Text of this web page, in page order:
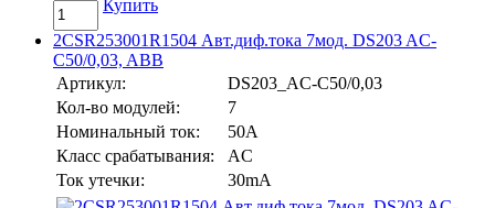
Купить
2CSR253001R1504 Авт.диф.тока 7мод. DS203 AC-
C50/0,03, ABB
Артикул:
DS203_AC-C50/0,03
Кол-во модулей:
7
Номинальный ток:
50A
Класс срабатывания:
AC
Ток утечки:
30mA